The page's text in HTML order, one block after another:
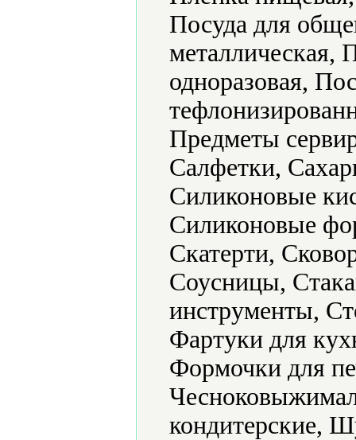
Посуда для
металлическая,
одноразовая,
Предметы
Салфетки,
Силиконовые
Силиконовые
Скатерти,
Соусницы,
инструменты,
Фартуки для
Формочки для
кондитерские,